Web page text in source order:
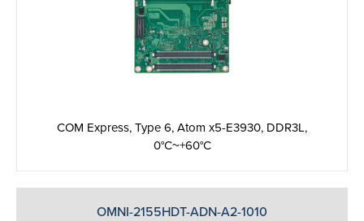
COM Express, Type 6, Atom x5-E3930, DDR3L,
0°C~+60°C
OMNI-2155HDT-ADN-A2-1010